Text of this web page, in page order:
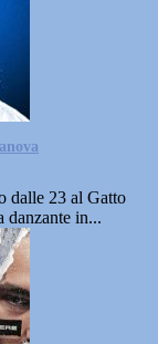
dalle 23 al Gatto
danzante in...